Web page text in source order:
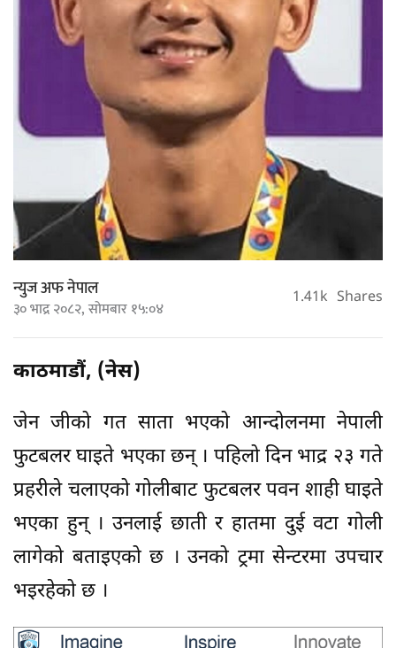
न्युज अफ नेपाल
३० भाद्र २०८२, सोमबार १५:०४ 1.41k Shares
काठमाडौं, (नेस)
जेन जीको गत साता भएको आन्दोलनमा नेपाली
फुटबलर घाइते भएका छन् । पहिलो दिन भाद्र २३ गते
प्रहरीले चलाएको गोलीबाट फुटबलर पवन शाही घाइते
भएका हुन् । उनलाई छाती र हातमा दुई वटा गोली
लागेको बताइएको छ । उनको ट्रमा सेन्टरमा उपचार
भइरहेको छ ।